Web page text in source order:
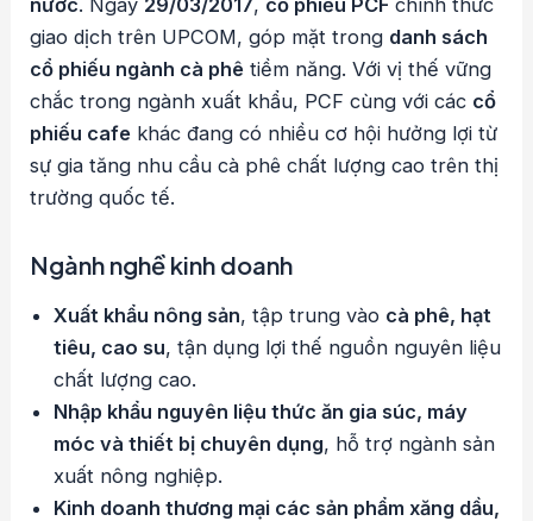
giao dịch trên UPCOM, góp mặt trong danh sách
cổ phiếu ngành cà phê tiềm năng. Với vị thế vững
chắc trong ngành xuất khẩu, PCF cùng với các cổ
phiếu cafe khác đang có nhiều cơ hội hưởng lợi từ
sự gia tăng nhu cầu cà phê chất lượng cao trên thị
trường quốc tế.
Ngành nghề kinh doanh
Xuất khẩu nông sản, tập trung vào cà phê, hạt
tiêu, cao su, tận dụng lợi thế nguồn nguyên liệu
chất lượng cao.
Nhập khẩu nguyên liệu thức ăn gia súc, máy
móc và thiết bị chuyên dụng, hỗ trợ ngành sản
xuất nông nghiệp.
Kinh doanh thương mại các sản phẩm xăng dầu,